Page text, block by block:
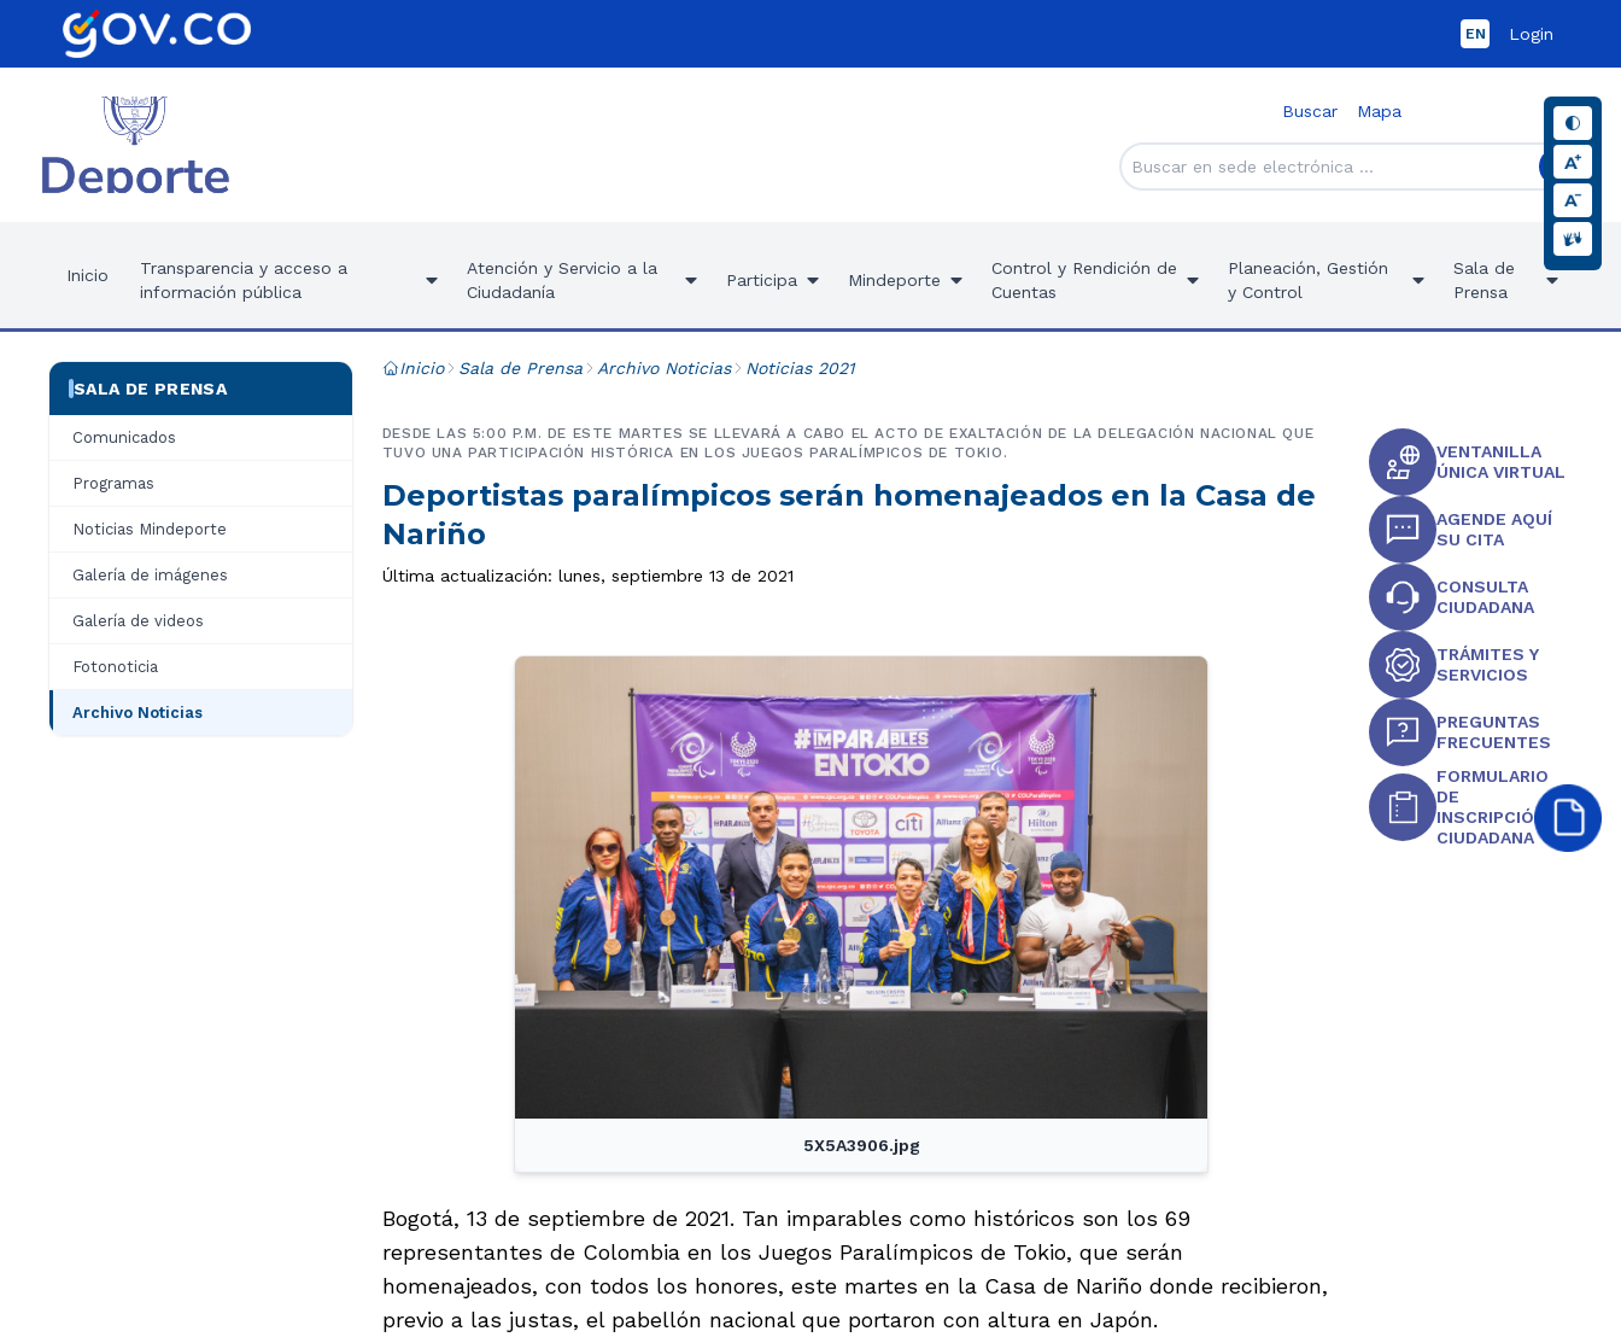
EN Login
Buscar Mapa
Inicio
Transparencia y acceso a
información pública
Atención y Servicio a la
Ciudadanía
Participa Mindeporte
Control y Rendición de
Cuentas
Planeación, Gestión
y Control
Sala de
Prensa
SALA DE PRENSA
Comunicados
Programas
Noticias Mindeporte
Galería de imágenes
Galería de videos
Fotonoticia
Archivo Noticias
Inicio Sala de Prensa Archivo Noticias Noticias 2021
Deportistas paralímpicos serán homenajeados en la Casa de
Nariño
DESDE LAS 5:00 P.M. DE ESTE MARTES SE LLEVARÁ A CABO EL ACTO DE EXALTACIÓN DE LA DELEGACIÓN NACIONAL QUE
TUVO UNA PARTICIPACIÓN HISTÓRICA EN LOS JUEGOS PARALÍMPICOS DE TOKIO.
Última actualización: lunes, septiembre 13 de 2021
5X5A3906.jpg
Bogotá, 13 de septiembre de 2021. Tan imparables como históricos son los 69
representantes de Colombia en los Juegos Paralímpicos de Tokio, que serán
homenajeados, con todos los honores, este martes en la Casa de Nariño donde recibieron,
previo a las justas, el pabellón nacional que portaron con altura en Japón.
VENTANILLA
ÚNICA VIRTUAL
AGENDE AQUÍ
SU CITA
CONSULTA
CIUDADANA
TRÁMITES Y
SERVICIOS
PREGUNTAS
FRECUENTES
FORMULARIO
DE
INSCRIPCIÓN
CIUDADANA